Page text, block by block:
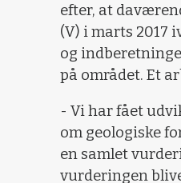
efter, at
(V) i marts 2017
og
på området. Et
- Vi har fået
om geologiske
en samlet
vurderingen